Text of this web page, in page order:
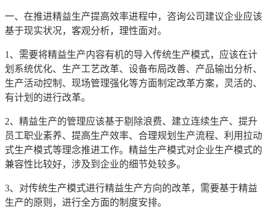
一、在推进精益生产提高效率进程中，咨询公司建议企业应该
基于现实状况，客观分析，理性面对。
1、需要将精益生产内容有机的导入传统生产模式，应该在计
划系统优化、生产工艺改革、设备布局改善、产品输出分析、
生产活动控制、现场管理强化等方面制定改革方案，灵活的、
有计划的进行改革。
2、精益生产的管理应该基于剔除浪费、建立连续生产、提升
员工职业素养、提高生产效率、合理规划生产流程、利用拉动
式生产模式等理念推进工作。精益生产模式对企业生产模式的
兼容性比较好，涉及到企业的细节处较多。
3、对传统生产模式进行精益生产方向的改革，需要基于精益
生产的原则，进行全方面的制度安排。